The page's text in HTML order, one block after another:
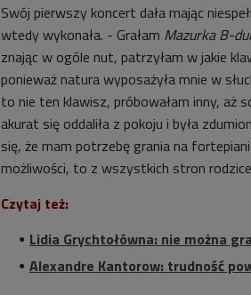
Swój pierwszy koncert dała mając
wtedy wykonała. - Grałam Mazurka B-
znając w ogóle nut, patrzyłam w jakie
ponieważ natura wyposażyła mnie w
to nie ten klawisz, próbowałam inny, aż
akurat się oddaliła z pokoju i była
się, że mam potrzebę grania na
możliwości, to z wszystkich stron
Czytaj też:
Lidia Grychtołówna: nie można
Alexandre Kantorow: trudność